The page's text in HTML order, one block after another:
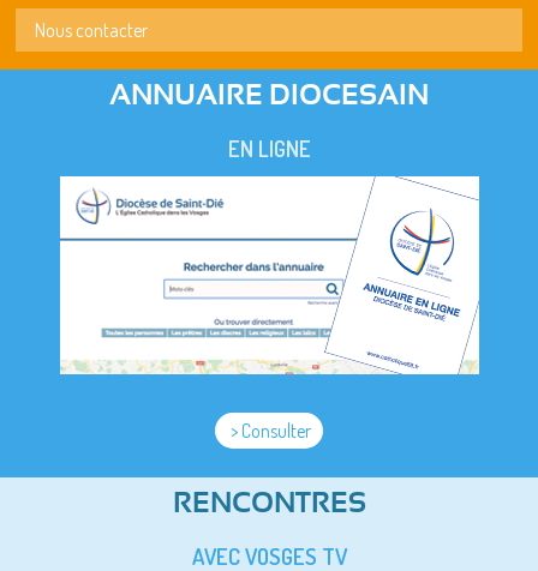
Nous contacter
ANNUAIRE DIOCESAIN
EN LIGNE
> Consulter
RENCONTRES
AVEC VOSGES TV